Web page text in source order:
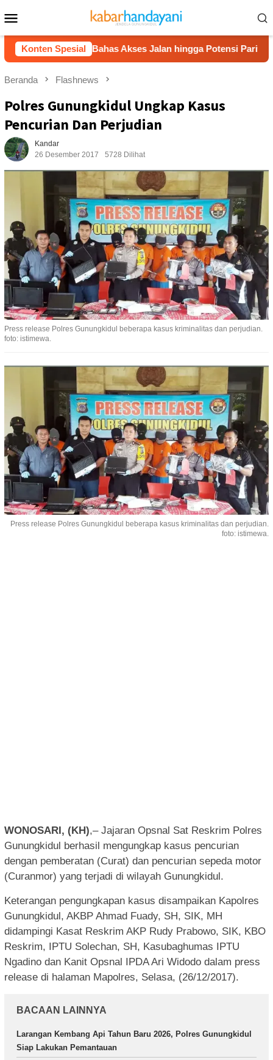
ke
kontenMobile
Konten Spesial
Bahas Akses Jalan hingga Potensi Pariwisata
Beranda Flashnews
Polres Gunungkidul Ungkap Kasus
Pencurian Dan Perjudian
Kandar
26 Desember 2017
5728 Dilihat
Press release Polres Gunungkidul beberapa kasus kriminalitas dan perjudian.
foto: istimewa.
Press release Polres Gunungkidul beberapa kasus kriminalitas dan perjudian.
foto: istimewa.
WONOSARI, (KH),– Jajaran Opsnal Sat Reskrim Polres
Gunungkidul berhasil mengungkap kasus pencurian
dengan pemberatan (Curat) dan pencurian sepeda motor
(Curanmor) yang terjadi di wilayah Gunungkidul.
Keterangan pengungkapan kasus disampaikan Kapolres
Gunungkidul, AKBP Ahmad Fuady, SH, SIK, MH
didampingi Kasat Reskrim AKP Rudy Prabowo, SIK, KBO
Reskrim, IPTU Solechan, SH, Kasubaghumas IPTU
Ngadino dan Kanit Opsnal IPDA Ari Widodo dalam press
release di halaman Mapolres, Selasa, (26/12/2017).
BACAAN LAINNYA
Larangan Kembang Api Tahun Baru 2026, Polres Gunungkidul
Siap Lakukan Pemantauan